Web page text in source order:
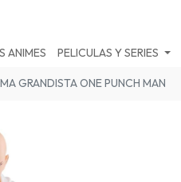
ANIMES PELICULAS Y SERIES
GRANDISTA ONE PUNCH MAN